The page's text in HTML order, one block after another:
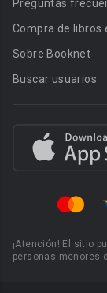
Preguntas
Compra de libros
Sobre Booknet
Buscar usuarios
¡Atención! El sitio
personas menores